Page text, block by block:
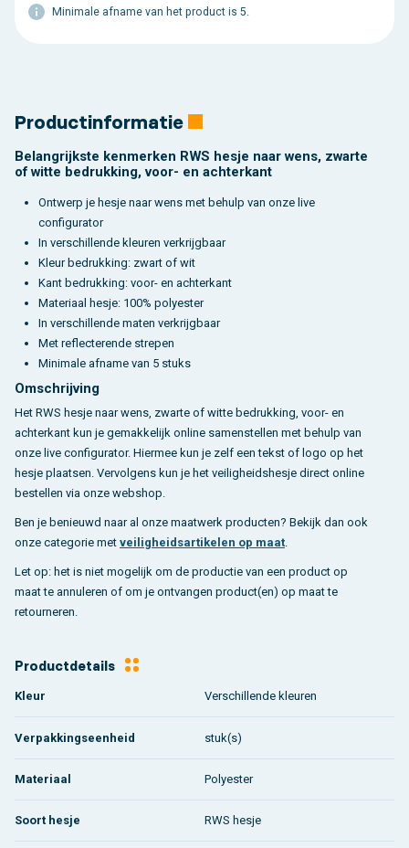
Minimale afname van het product is 5.
Productinformatie
Belangrijkste kenmerken RWS hesje naar wens, zwarte
of witte bedrukking, voor- en achterkant
Ontwerp je hesje naar wens met behulp van onze live
configurator
In verschillende kleuren verkrijgbaar
Kleur bedrukking: zwart of wit
Kant bedrukking: voor- en achterkant
Materiaal hesje: 100% polyester
In verschillende maten verkrijgbaar
Met reflecterende strepen
Minimale afname van 5 stuks
Omschrijving
Het RWS hesje naar wens, zwarte of witte bedrukking, voor- en
achterkant kun je gemakkelijk online samenstellen met behulp van
onze live configurator. Hiermee kun je zelf een tekst of logo op het
hesje plaatsen. Vervolgens kun je het veiligheidshesje direct online
bestellen via onze webshop.
Ben je benieuwd naar al onze maatwerk producten? Bekijk dan ook
onze categorie met veiligheidsartikelen op maat.
Let op: het is niet mogelijk om de productie van een product op
maat te annuleren of om je ontvangen product(en) op maat te
retourneren.
Productdetails
Kleur Verschillende kleuren
Verpakkingseenheid stuk(s)
Materiaal Polyester
Soort hesje RWS hesje